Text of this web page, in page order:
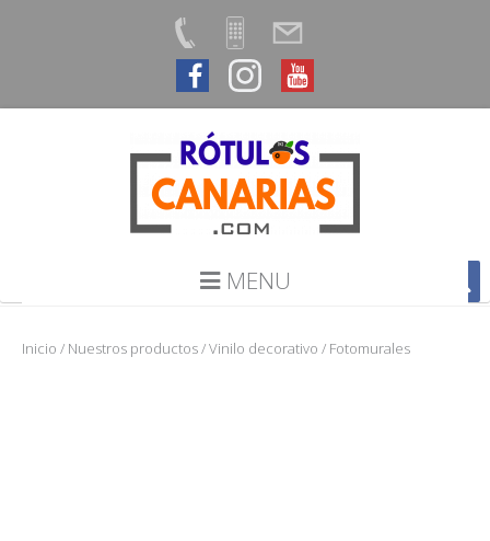
MENU
Inicio / Nuestros productos/Vinilo decorativo / Fotomurales